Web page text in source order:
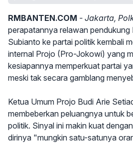
RMBANTEN.COM - Jakarta,
perapatannya relawan
Subianto ke partai politik kembali
internal Projo (Pro-Jokowi) yang
kesiapannya memperkuat partai
meski tak secara gamblang
Ketua Umum Projo Budi Arie
membeberkan peluangnya untuk
politik. Sinyal ini makin kuat
dirinya "mungkin satu-satunya